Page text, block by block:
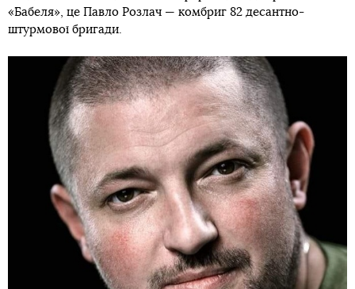
«Бабеля», це Павло Розлач — комбриг 82 десантно-
штурмової бригади.